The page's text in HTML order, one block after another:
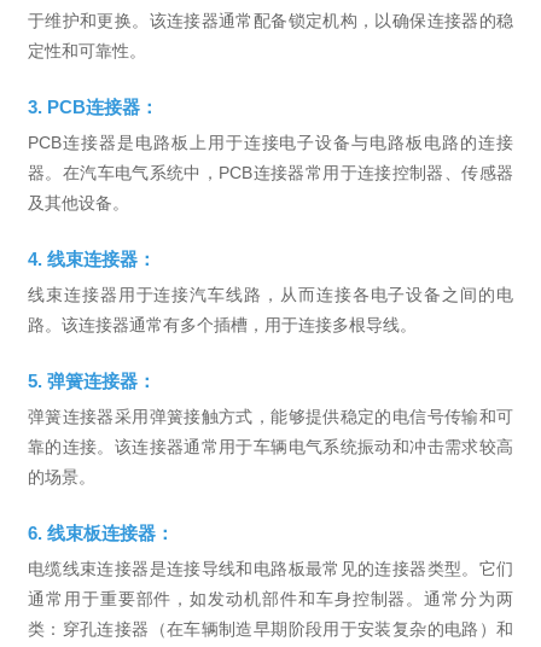
于维护和更换。该连接器通常配备锁定机构，以确保连接器的稳
定性和可靠性。
3. PCB连接器：
PCB连接器是电路板上用于连接电子设备与电路板电路的连接
器。在汽车电气系统中，PCB连接器常用于连接控制器、传感器
及其他设备。
4. 线束连接器：
线束连接器用于连接汽车线路，从而连接各电子设备之间的电
路。该连接器通常有多个插槽，用于连接多根导线。
5. 弹簧连接器：
弹簧连接器采用弹簧接触方式，能够提供稳定的电信号传输和可
靠的连接。该连接器通常用于车辆电气系统振动和冲击需求较高
的场景。
6. 线束板连接器：
电缆线束连接器是连接导线和电路板最常见的连接器类型。它们
通常用于重要部件，如发动机部件和车身控制器。通常分为两
类：穿孔连接器（在车辆制造早期阶段用于安装复杂的电路）和